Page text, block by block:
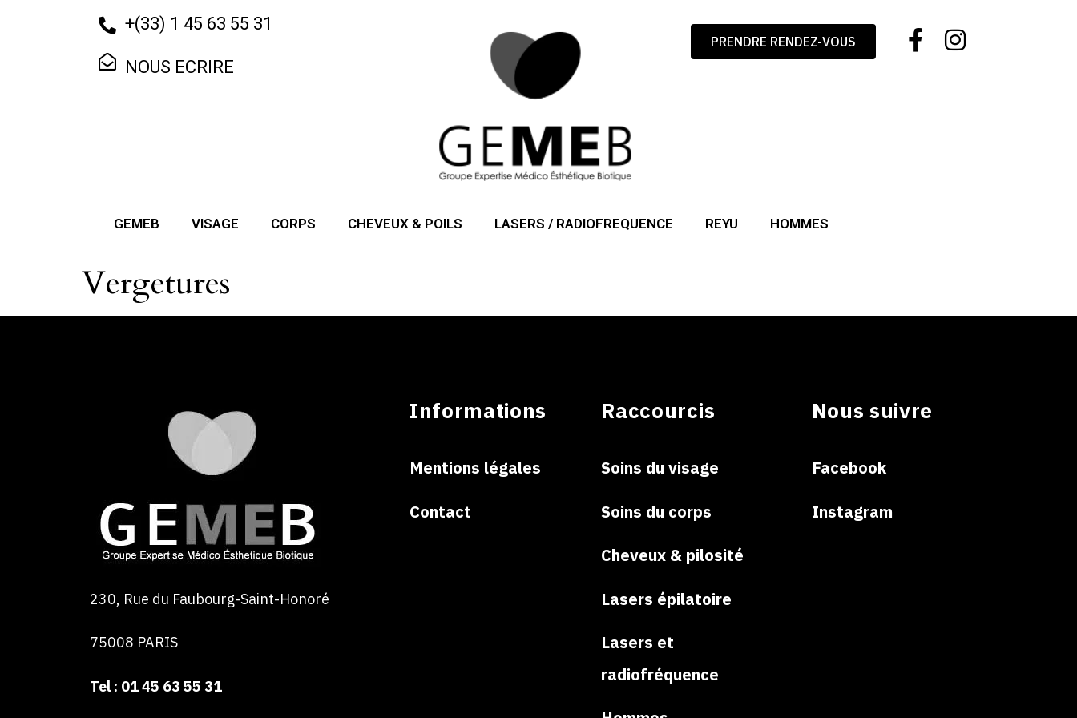
+(33) 1 45 63 55 31
NOUS ECRIRE
PRENDRE RENDEZ-VOUS
GEMEB VISAGE CORPS CHEVEUX & POILS LASERS / RADIOFREQUENCE REYU HOMMES
Vergetures
230, Rue du Faubourg-Saint-Honoré
75008 PARIS
Tel : 01 45 63 55 31
Informations
Mentions légales
Contact
Raccourcis
Soins du visage
Soins du corps
Cheveux & pilosité
Lasers épilatoire
Lasers et
radiofréquence
Nous suivre
Facebook
Instagram